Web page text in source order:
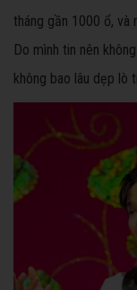
tháng gần 1000 ổ,
Do mình tin nên
không bao lâu dẹp lò